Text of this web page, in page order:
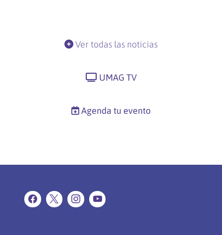
Ver todas las noticias
UMAG TV
Agenda tu evento